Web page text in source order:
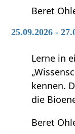
Beret
25.09.2026 -
Lerne in
kennen.
die
Beret